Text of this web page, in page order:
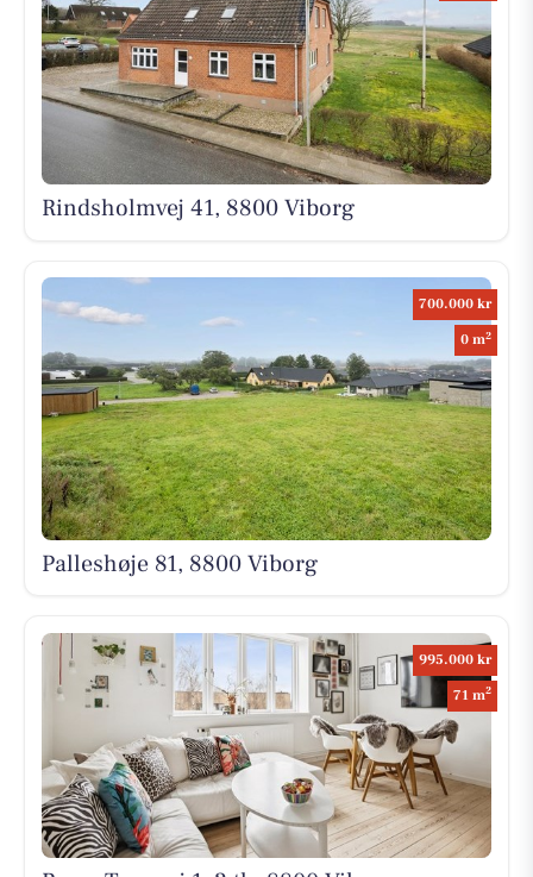
Rindsholmvej 41, 8800 Viborg
700.000 kr
0 m2
Palleshøje 81, 8800 Viborg
995.000 kr
71 m2